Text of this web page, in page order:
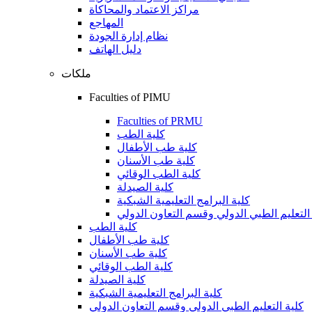
مراكز الاعتماد والمحاكاة
المهاجع
نظام إدارة الجودة
دليل الهاتف
ملكات
Faculties of PIMU
Faculties of PRMU
كلية الطب
كلية طب الأطفال
كلية طب الأسنان
كلية الطب الوقائي
كلية الصيدلة
كلية البرامج التعليمية الشبكية
التعليم الطبي الدولي وقسم التعاون الدولي
كلية الطب
كلية طب الأطفال
كلية طب الأسنان
كلية الطب الوقائي
كلية الصيدلة
كلية البرامج التعليمية الشبكية
كلية التعليم الطبي الدولي وقسم التعاون الدولي